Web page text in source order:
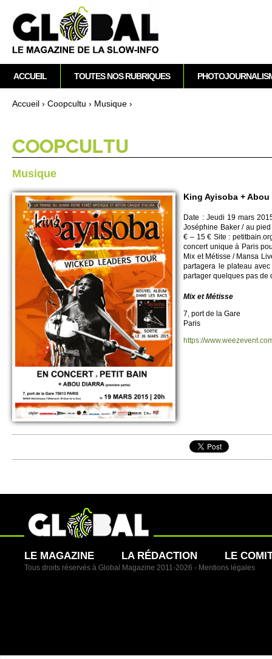
Accueil › Co­opcultu › Musique ›
CO­OPCULTU
Musique
King Ayisoba +
Date : Jeudi 19 mars
Joséphine Baker / au
€ – 15 € Site :
concert unique à Paris
Mix et Métisse / Mansa
partagera le plateau
partager que­lques pas de
Mix et Métisse
7, port de la Gare
Paris
https://​
M
e
n
r
i
n
i
ACCUEIL TOUTES NOS RUBRIQUES
LE MAGAZINE LA RÉDACTION LE
Tous droits réservés à Global Magazine 2011-2026 - Mentions légales